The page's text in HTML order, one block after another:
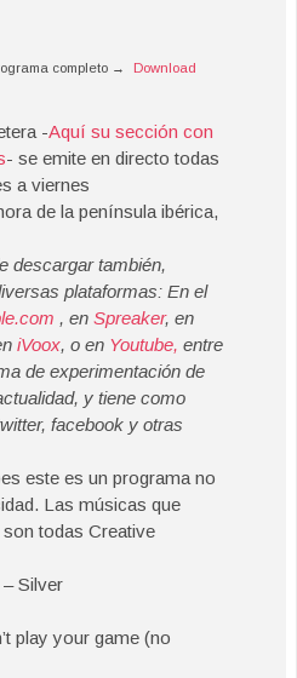
completo → Download
-Aquí su sección con
- se emite en directo todas
a viernes
de la península ibérica,
descargar también,
plataformas: En el
, en Spreaker, en
iVoox, o en Youtube, entre
de experimentación de
y tiene como
facebook y otras
este es un programa no
Las músicas que
todas Creative
Silver
play your game (no